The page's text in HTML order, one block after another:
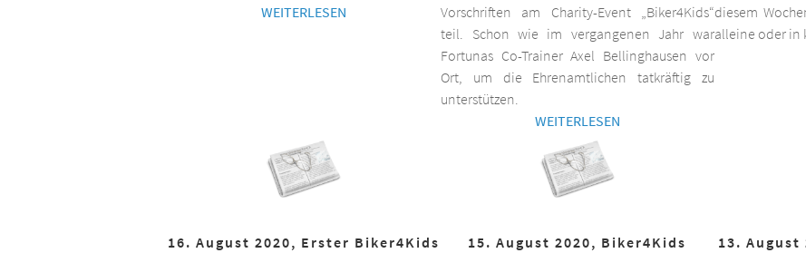
WEITERLESEN
Vorschriften am Charity-Event „Biker4Kids“
teil. Schon wie im vergangenen Jahr war
Fortunas Co-Trainer Axel Bellinghausen vor
Ort, um die Ehrenamtlichen tatkräftig zu
unterstützen.
WEITERLESEN
diesem
alleine oder in
16. August 2020, Erster Biker4Kids
15. August 2020, Biker4Kids
13. August